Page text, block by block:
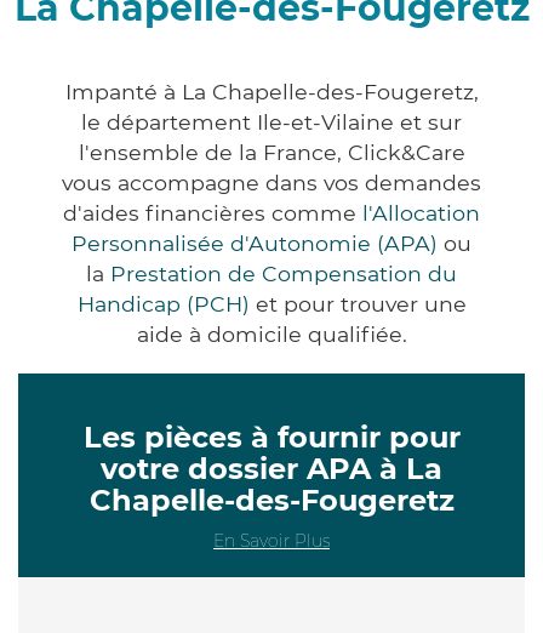
Impanté à La Chapelle-des-Fougeretz,
le département Ile-et-Vilaine et sur
l'ensemble de la France, Click&Care
vous accompagne dans vos demandes
d'aides financières comme l'Allocation
Personnalisée d'Autonomie (APA) ou
la Prestation de Compensation du
Handicap (PCH) et pour trouver une
aide à domicile qualifiée.
Les pièces à fournir pour
votre dossier APA à La
Chapelle-des-Fougeretz
En Savoir Plus